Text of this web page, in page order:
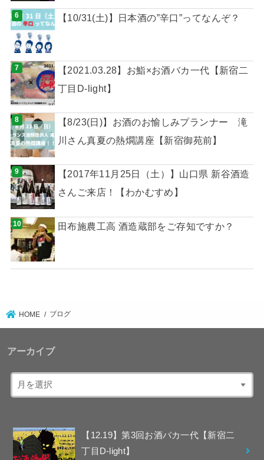
【10/31(土)】日本酒の”辛口”ってなんぞ？
【2021.03.28】お鮨×お酒バカ一代【新宿二
丁目D-light】
【8/23(日)】お酒のお愉しみプランナー 滝
川さん真夏の熱燗講座【新宿御苑前】
【2017年11月25日（土）】山口県 新谷酒造
さんご来店！【わかむすめ】
田布施農工高 酒造蔵部をご存知ですか？
HOME ブログ
アーカイブ
【12.19】第3回お酒バカ一代【新宿二
丁目D-light】